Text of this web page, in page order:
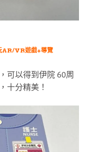
AR/VR遊戲+導覽
可以得到伊院 60周
十分精美！